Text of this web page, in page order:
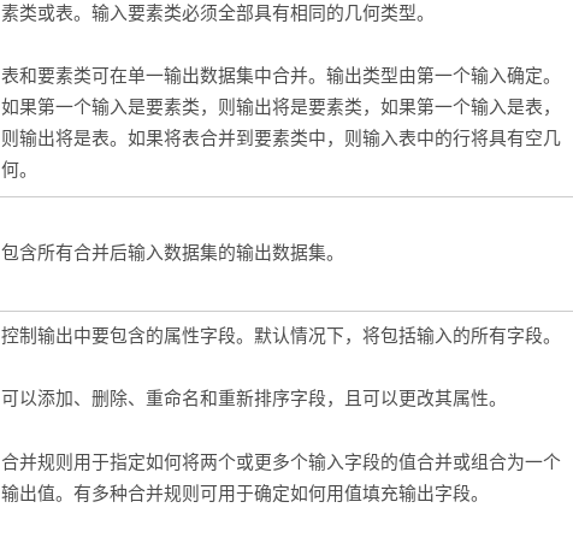
素类或表。输入要素类必须全部具有相同的几何类型。
表和要素类可在单一输出数据集中合并。输出类型由第一个输入确定。
如果第一个输入是要素类，则输出将是要素类，如果第一个输入是表，
则输出将是表。如果将表合并到要素类中，则输入表中的行将具有空几
何。
包含所有合并后输入数据集的输出数据集。
控制输出中要包含的属性字段。默认情况下，将包括输入的所有字段。
可以添加、删除、重命名和重新排序字段，且可以更改其属性。
合并规则用于指定如何将两个或更多个输入字段的值合并或组合为一个
输出值。有多种合并规则可用于确定如何用值填充输出字段。